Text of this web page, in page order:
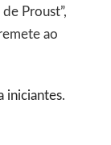
Proust”,
ao
iniciantes.